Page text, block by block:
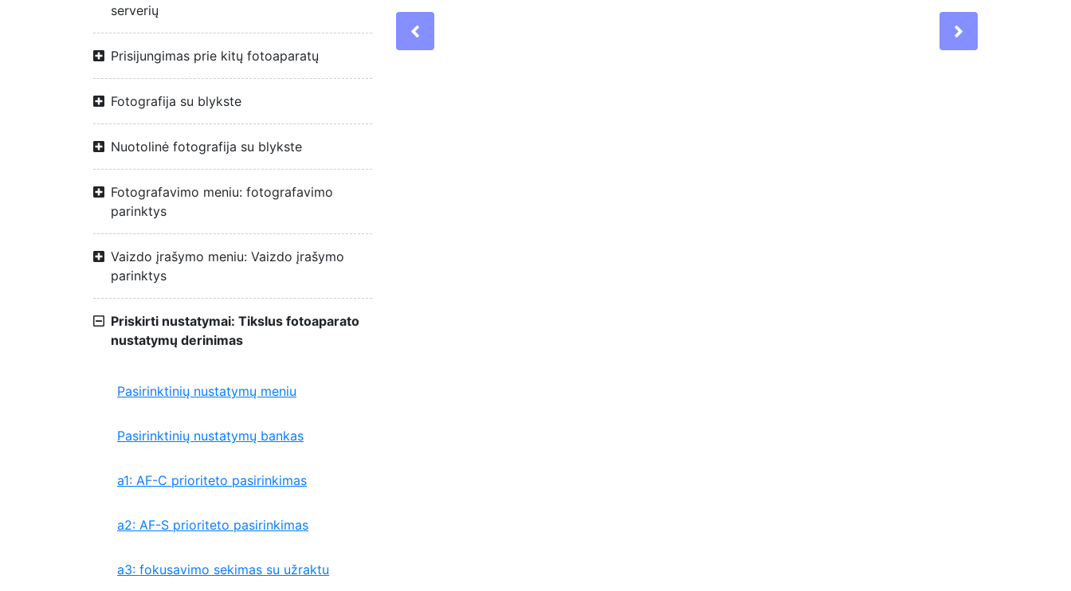
serverių
Prisijungimas prie kitų fotoaparatų
Fotografija su blykste
Nuotolinė fotografija su blykste
Fotografavimo meniu: fotografavimo
parinktys
Vaizdo įrašymo meniu: Vaizdo įrašymo
parinktys
Priskirti nustatymai: Tikslus fotoaparato
nustatymų derinimas
Pasirinktinių nustatymų meniu
Pasirinktinių nustatymų bankas
a1: AF-C prioriteto pasirinkimas
a2: AF-S prioriteto pasirinkimas
a3: fokusavimo sekimas su užraktu